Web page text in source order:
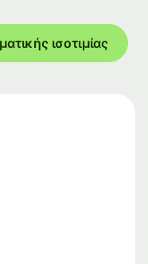
ισοτιμίας